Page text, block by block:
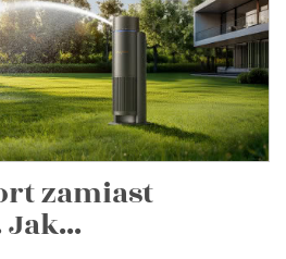
zamiast